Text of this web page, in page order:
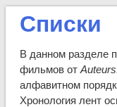
Списки
В данном разделе
фильмов от
алфавитном
Хронология лент
Форма